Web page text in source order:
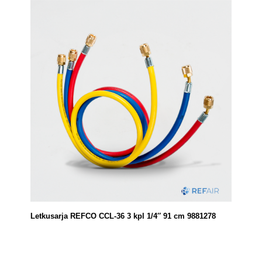
Letkusarja REFCO CCL-36 3 kpl 1/4″ 91 cm 9881278